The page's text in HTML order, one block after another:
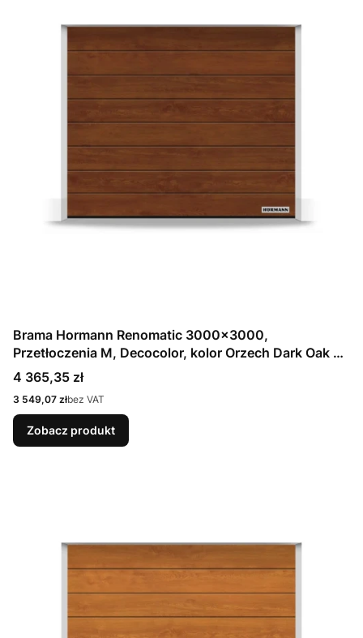
Brama Hormann Renomatic 3000x3000,
Przetłoczenia M, Decocolor, kolor Orzech Dark Oak +
Prowadzenie N
Cena
4 365,35 zł
Cena
3 549,07 złbez VAT
Zobacz produkt